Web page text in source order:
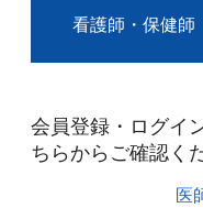
看護師・保健師
会員登録・ログイ
ちらからご確認く
医